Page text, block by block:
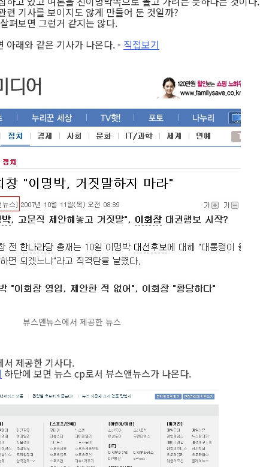
련 기사를 보이지도 않게 만들어 둔 것일까?
펴보면 그런거 같지는 않다.
아래와 같은 기사가 나온다. - 직접보기
뷰스앤뉴스에서 제공한 뉴스
서 제공한 기사다.
하단에 보면 뉴스 cp로서 뷰스앤뉴스가 나온다.